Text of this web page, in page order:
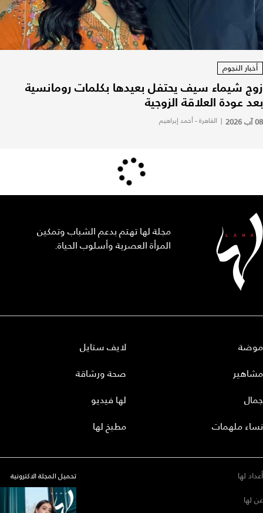
أخبار النجوم
زوج شيماء سيف يحتفل بعيدها بكلمات رومانسية
بعد عودة العلاقة الزوجية
08 آب 2026 | القاهرة - أحمد إبراهيم
مجلة لها تهتم بدعم الشباب وتمكين
المرأة العصرية وأسلوب الحياة.
موضة
مشاهير
جمال
نساء ملهمات
لايف ستايل
صحة ورشاقة
لها فيديو
مطبخ لها
أعداد لها
عن لها
تحميل المجلة الاكترونية